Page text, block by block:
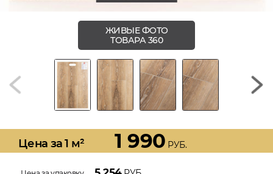
ЖИВЫЕ ФОТО
ТОВАРА 360
Цена за 1 м² 1 990 РУБ.